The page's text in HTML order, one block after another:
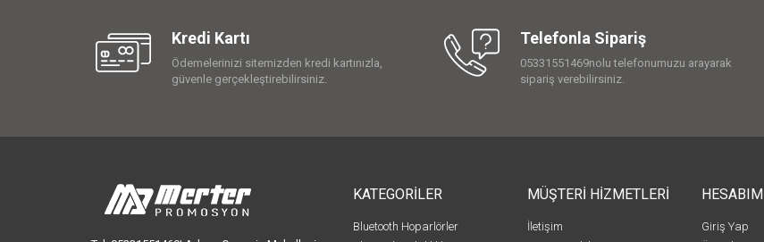
Kredi Kartı
Ödemelerinizi sitemizden kredi kartınızla,
güvenle gerçekleştirebilirsiniz.
Telefonla Sipariş
05331551469nolu telefonumuzu arayarak
sipariş verebilirsiniz.
KATEGORİLER
Bluetooth Hoparlörler
MÜŞTERİ HİZMETLERİ
İletişim
HESABIM
Giriş Yap